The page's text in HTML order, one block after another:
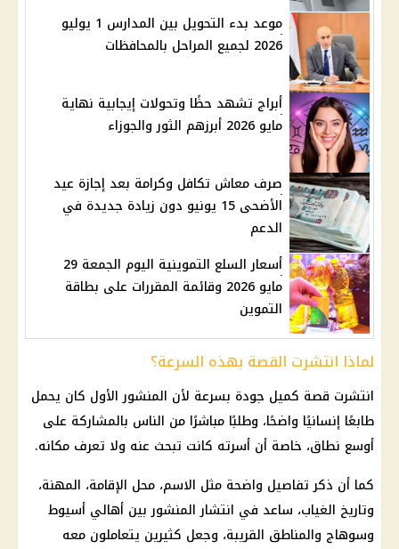
موعد بدء التحويل بين المدارس 1 يوليو
2026 لجميع المراحل بالمحافظات
أبراج تشهد حظًا وتحولات إيجابية نهاية
مايو 2026 أبرزهم الثور والجوزاء
صرف معاش تكافل وكرامة بعد إجازة عيد
الأضحى 15 يونيو دون زيادة جديدة في
الدعم
أسعار السلع التموينية اليوم الجمعة 29
مايو 2026 وقائمة المقررات على بطاقة
التموين
لماذا انتشرت القصة بهذه السرعة؟
انتشرت قصة كميل جودة بسرعة لأن المنشور الأول كان يحمل
طابعًا إنسانيًا واضحًا، وطلبًا مباشرًا من الناس بالمشاركة على
أوسع نطاق، خاصة أن أسرته كانت تبحث عنه ولا تعرف مكانه.
كما أن ذكر تفاصيل واضحة مثل الاسم، محل الإقامة، المهنة،
وتاريخ الغياب، ساعد في انتشار المنشور بين أهالي أسيوط
وسوهاج والمناطق القريبة، وجعل كثيرين يتعاملون معه